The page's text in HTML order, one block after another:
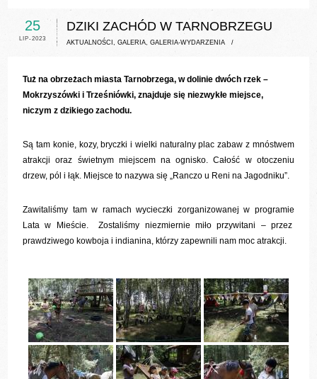
25
LIP-2023
DZIKI ZACHÓD W TARNOBRZEGU
AKTUALNOŚCI,GALERIA,GALERIA-WYDARZENIA /
Tuż na obrzeżach miasta Tarnobrzega, w dolinie dwóch rzek –
Mokrzyszówki i Trześniówki, znajduje się niezwykłe miejsce,
niczym z dzikiego zachodu.
Są tam konie, kozy, bryczki i wielki naturalny plac zabaw z mnóstwem
atrakcji oraz świetnym miejscem na ognisko. Całość w otoczeniu
drzew, pól i łąk. Miejsce to nazywa się „Ranczo u Reni na Jagodniku”.
Zawitaliśmy tam w ramach wycieczki zorganizowanej w programie
Lata w Mieście. Zostaliśmy niezmiernie miło przywitani – przez
prawdziwego kowboja i indianina, którzy zapewnili nam moc atrakcji.